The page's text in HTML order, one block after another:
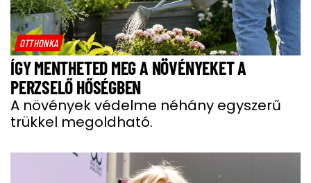
OTTHONKA
ÍGY MENTHETED MEG A NÖVÉNYEKET A
PERZSELŐ HŐSÉGBEN
A növények védelme néhány egyszerű
trükkel megoldható.